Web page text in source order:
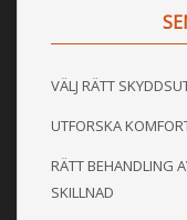
VÄLJ RÄTT
UTFORSKA
RÄTT BEHANDLING
SKILLNAD